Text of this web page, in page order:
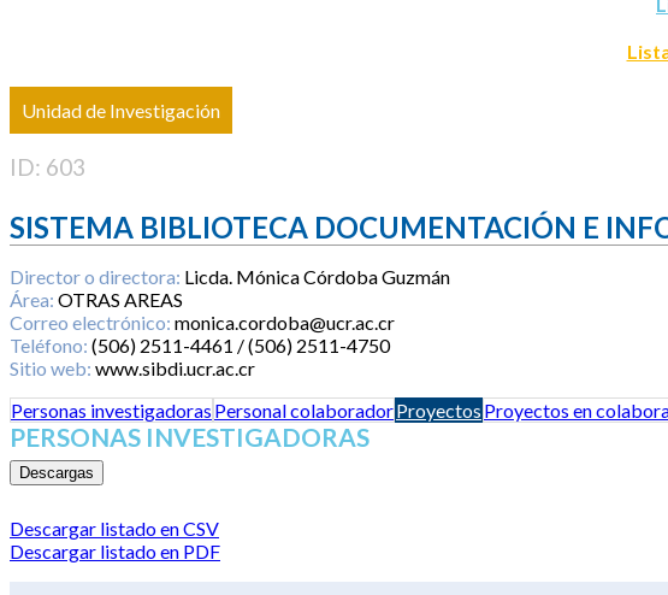
Unidad de Investigación
ID: 603
SISTEMA BIBLIOTECA DOCUMENTACIÓN E
Director o directora: Licda. Mónica Córdoba Guzmán
Área: OTRAS AREAS
Correo electrónico: monica.cordoba@ucr.ac.cr
Teléfono: (506) 2511-4461 / (506) 2511-4750
Sitio web: www.sibdi.ucr.ac.cr
Personas investigadoras Personal colaboradorProyectos Proyectos en
PERSONAS INVESTIGADORAS
Descargas
Descargar listado en CSV
Descargar listado en PDF